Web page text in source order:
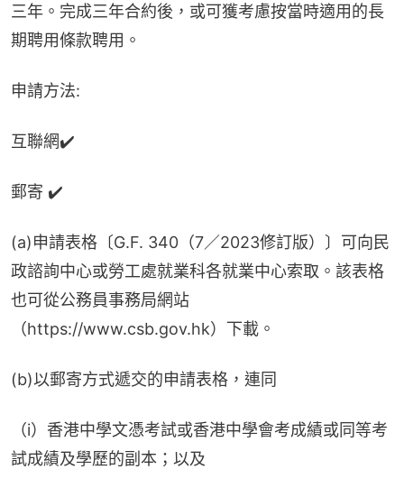
三年。完成三年合約後，或可獲考慮按當時適用的長
期聘用條款聘用。
申請方法:
互聯網✔️
郵寄 ✔️
(a)申請表格〔G.F. 340（7／2023修訂版）〕可向民
政諮詢中心或勞工處就業科各就業中心索取。該表格
也可從公務員事務局網站
（https://www.csb.gov.hk）下載。
(b)以郵寄方式遞交的申請表格，連同
（i）香港中學文憑考試或香港中學會考成績或同等考
試成績及學歷的副本；以及